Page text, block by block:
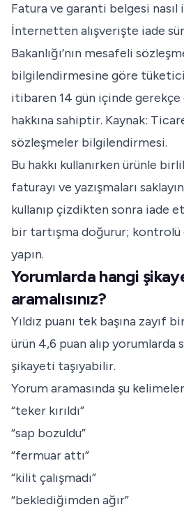
Fatura ve garanti belgesi
İnternetten alışverişte iade
Bakanlığı’nın mesafeli
bilgilendirmesine göre
itibaren 14 gün içinde
hakkına sahiptir. Kaynak:
sözleşmeler bilgilendirmesi.
Bu hakkı kullanırken ürünle
faturayı ve yazışmaları
kullanıp çizdikten sonra iade
bir tartışma doğurur;
yapın.
Yorumlarda hangi
aramalısınız?
Yıldız puanı tek başına zayıf
ürün 4,6 puan alıp yorumlarda
şikayeti taşıyabilir.
Yorum aramasında şu
“teker kırıldı”
“sap bozuldu”
“fermuar attı”
“kilit çalışmadı”
“beklediğimden ağır”